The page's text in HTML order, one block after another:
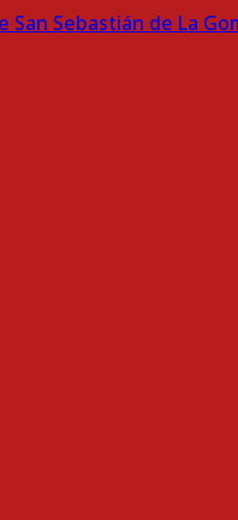
Sebastián de La